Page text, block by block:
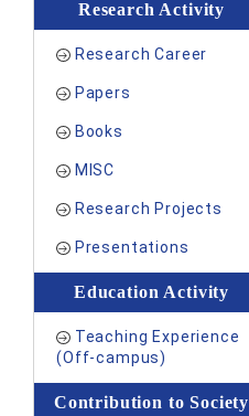
Research Activity
Research Career
Papers
Books
MISC
Research Projects
Presentations
Education Activity
Teaching Experience
(Off-campus)
Contribution to Society